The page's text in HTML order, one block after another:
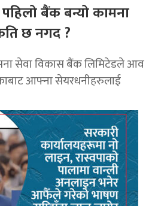
बैंक बन्यो कामना
छ नगद ?
सेवा विकास बैंक लिमिटेडले आव
आफ्ना सेयरधनीहरुलाई